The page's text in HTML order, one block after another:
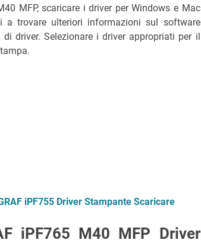
MFP, scaricare i driver per Windows e Mac
a trovare ulteriori informazioni sul software
driver. Selezionare i driver appropriati per il
iPF755 Driver Stampante Scaricare
iPF765 M40 MFP Driver